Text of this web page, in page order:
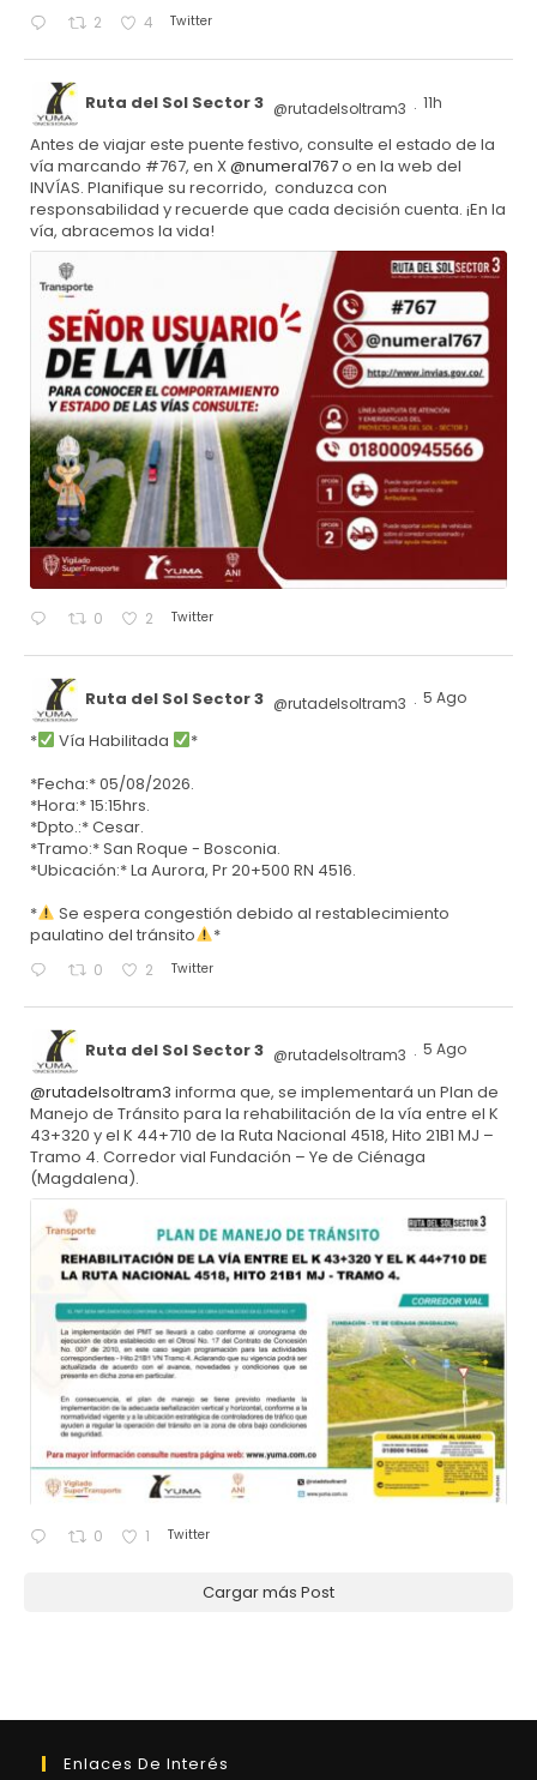
2 4 Twitter
Ruta del Sol Sector 3 @rutadelsoltram3 · 11h
Antes de viajar este puente festivo, consulte el estado de la
vía marcando #767, en X@numeral767o en la web del
INVÍAS. Planifique su recorrido, conduzca con
responsabilidad y recuerde que cada decisión cuenta. ¡En la
vía, abracemos la vida!
0 2 Twitter
Ruta del Sol Sector 3 @rutadelsoltram3 · 5 Ago
* Vía Habilitada
*
*Fecha:* 05/08/2026.
*Hora:* 15:15hrs.
*Dpto.:* Cesar.
*Tramo:* San Roque - Bosconia.
*Ubicación:* La Aurora, Pr 20+500 RN 4516.
*
Se espera congestión debido al restablecimiento
paulatino del tránsito
*
0 2 Twitter
Ruta del Sol Sector 3 @rutadelsoltram3 · 5 Ago
@rutadelsoltram3 informa que, se implementará un Plan de
Manejo de Tránsito para la rehabilitación de la vía entre el K
43+320 y el K 44+710 de la Ruta Nacional 4518, Hito 21B1 MJ –
Tramo 4. Corredor vial Fundación – Ye de Ciénaga
(Magdalena).
0 1 Twitter
Cargar más Post
Enlaces De Interés